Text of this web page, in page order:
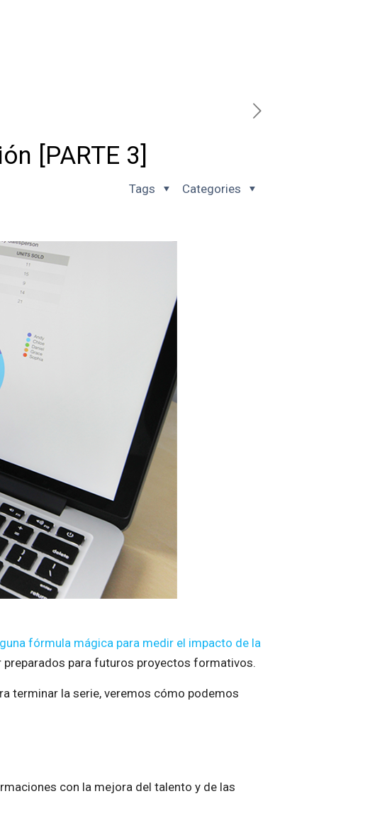
[PARTE 3]
Categories
Tags
fórmula mágica para medir el impacto de la
preparados para futuros proyectos formativos.
terminar la serie, veremos cómo podemos
con la mejora del talento y de las